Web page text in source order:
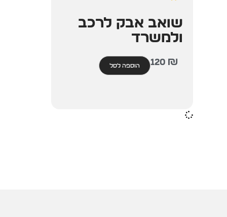
שואב אבק לרכב
ולמשרד
120 ₪ הוספה לסל